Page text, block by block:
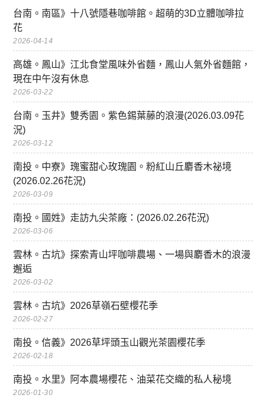
台南。南區》十八號隱巷咖啡館。超萌的3D立體咖啡拉
花
2026-04-14
高雄。鳳山》江北食堂風味外省麵，鳳山人氣外省麵館，
現在中午沒有休息
2026-03-22
台南。玉井》雙秀園。紫色錫葉藤的浪漫(2026.03.09花
況)
2026-03-12
南投。中寮》瑰蜜甜心玫瑰園。粉紅山丘麝香木祕境
(2026.02.26花況)
2026-03-09
南投。國姓》走訪九尖茶廠：(2026.02.26花況)
2026-03-06
雲林。古坑》探索青山坪咖啡農場、一場與麝香木的浪漫
邂逅
2026-03-02
雲林。古坑》2026草嶺石壁櫻花季
2026-02-27
南投。信義》2026草坪頭玉山觀光茶園櫻花季
2026-02-18
南投。水里》阿本農場櫻花、油菜花交織的私人秘境
2026-01-30